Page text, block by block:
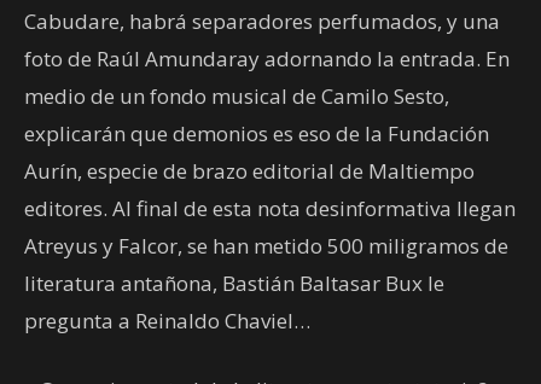
Cabudare, habrá separadores perfumados, y una
foto de Raúl Amundaray adornando la entrada. En
medio de un fondo musical de Camilo Sesto,
explicarán que demonios es eso de la Fundación
Aurín, especie de brazo editorial de Maltiempo
editores. Al final de esta nota desinformativa llegan
Atreyus y Falcor, se han metido 500 miligramos de
literatura antañona, Bastián Baltasar Bux le
pregunta a Reinaldo Chaviel…